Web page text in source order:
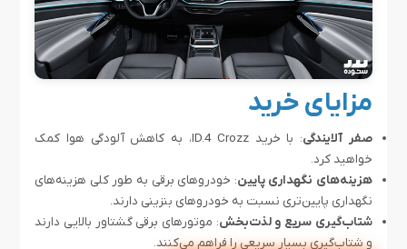
مزایای خرید
صفر آلایندگی
: با خرید ID.4 Crozz، به کاهش آلودگی هوا کمک
خواهید کرد.
هزینه‌های نگهداری پایین: خودروهای برقی به طور کلی هزینه‌های
نگهداری پایین‌تری نسبت به خودروهای بنزینی دارند.
شتاب‌گیری سریع و لذت‌بخش: موتورهای برقی گشتاور بالایی دارند
و شتاب‌گیری بسیار سریعی را فراهم می‌کنند.